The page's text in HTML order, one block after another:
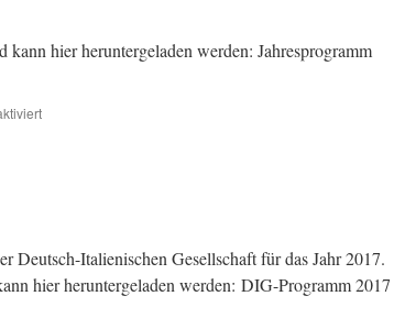
kann hier heruntergeladen werden: Jahresprogramm
für
Deutsch-Italienischen Gesellschaft für das Jahr 2017.
hier heruntergeladen werden: DIG-Programm 2017